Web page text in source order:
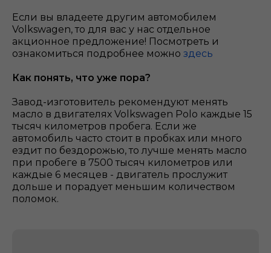
Если вы владеете другим автомобилем
Volkswagen, то для вас у нас отдельное
акционное предложение! Посмотреть и
ознакомиться подробнее можно здесь
Как понять, что уже пора?
Завод-изготовитель рекомендуют менять
масло в двигателях Volkswagen Polo каждые 15
тысяч километров пробега. Если же
автомобиль часто стоит в пробках или много
ездит по бездорожью, то лучше менять масло
при пробеге в 7500 тысяч километров или
каждые 6 месяцев - двигатель прослужит
дольше и порадует меньшим количеством
поломок.